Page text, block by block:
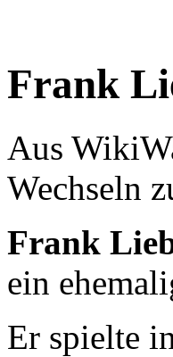
Frank
Aus
Wechseln
Frank
ein
Er spielte